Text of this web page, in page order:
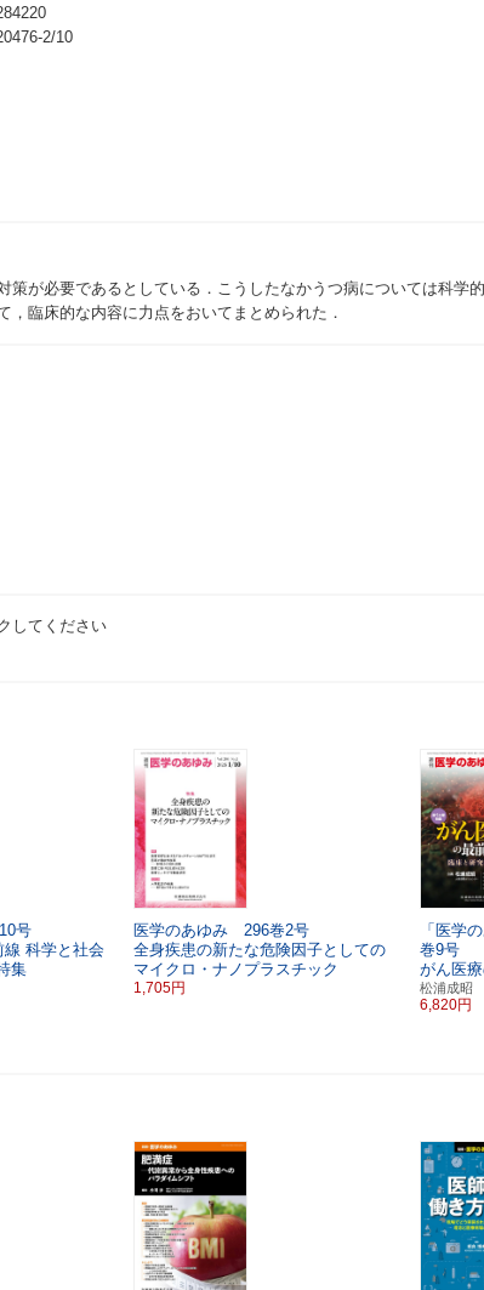
2/10
が必要であるとしている．こうしたなかうつ病については科学
臨床的な内容に力点をおいてまとめられた．
してください
号
線 科学と社会
集
医学のあゆみ 296巻2号
全身疾患の新たな危険因子としての
マイクロ・ナノプラスチック
1,705円
「医学
巻9号
がん医
松浦成昭
6,820円